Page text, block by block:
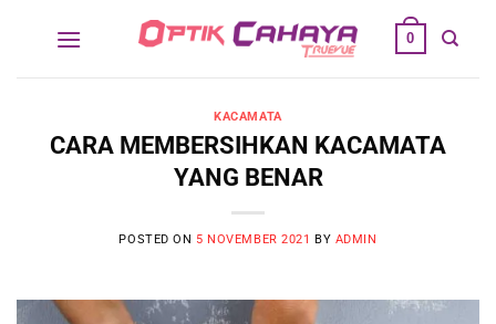
0
KACAMATA
CARA MEMBERSIHKAN KACAMATA
YANG BENAR
POSTED ON 5 NOVEMBER 2021 BY ADMIN